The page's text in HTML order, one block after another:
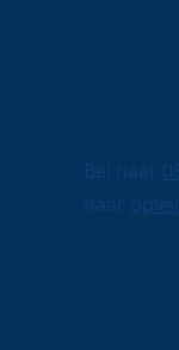
Bel naar
naar